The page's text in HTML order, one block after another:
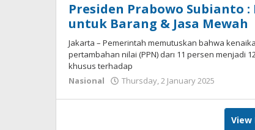
Presiden Prabowo Subianto :
untuk Barang & Jasa Mewah
Jakarta – Pemerintah memutuskan bahwa
pertambahan nilai (PPN) darı 11 persen menjadi
khusus terhadap
Nasional
Thursday, 2 January 2025
View